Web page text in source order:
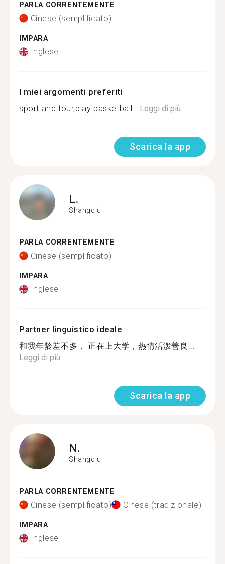
PARLA CORRENTEMENTE
Cinese (semplificato)
IMPARA
Inglese
I miei argomenti preferiti
sport and tour,play basketball...Leggi di più
Scarica la app
L.
Shangqiu
PARLA CORRENTEMENTE
Cinese (semplificato)
IMPARA
Inglese
Partner linguistico ideale
和我年龄差不多， 正在上大学，热情活泼善良...
Leggi di più
Scarica la app
N.
Shangqiu
PARLA CORRENTEMENTE
Cinese (semplificato) Cinese (tradizionale)
IMPARA
Inglese